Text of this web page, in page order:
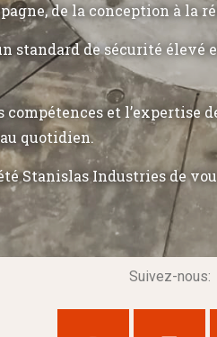
de la conception à la
standard de sécurité élevé
et l’expertise
quotidien.
Stanislas Industries de
Suivez-nous: